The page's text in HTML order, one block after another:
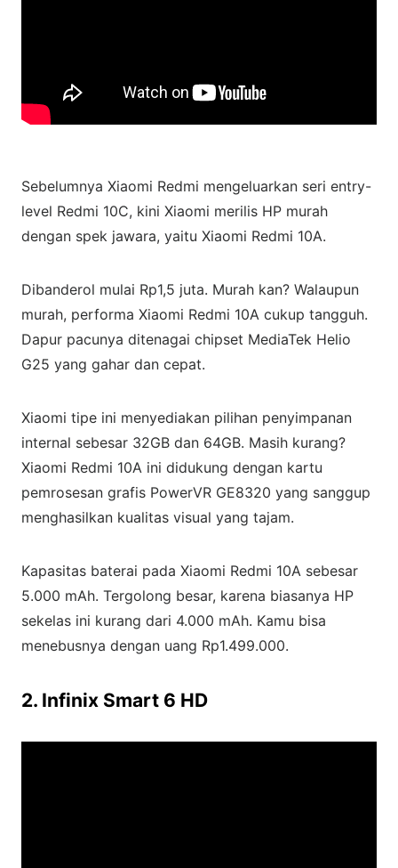
Sebelumnya Xiaomi Redmi mengeluarkan seri entry-
level Redmi 10C, kini Xiaomi merilis HP murah
dengan spek jawara, yaitu Xiaomi Redmi 10A.
Dibanderol mulai Rp1,5 juta. Murah kan? Walaupun
murah, performa Xiaomi Redmi 10A cukup tangguh.
Dapur pacunya ditenagai chipset MediaTek Helio
G25 yang gahar dan cepat.
Xiaomi tipe ini menyediakan pilihan penyimpanan
internal sebesar 32GB dan 64GB. Masih kurang?
Xiaomi Redmi 10A ini didukung dengan kartu
pemrosesan grafis PowerVR GE8320 yang sanggup
menghasilkan kualitas visual yang tajam.
Kapasitas baterai pada Xiaomi Redmi 10A sebesar
5.000 mAh. Tergolong besar, karena biasanya HP
sekelas ini kurang dari 4.000 mAh. Kamu bisa
menebusnya dengan uang Rp1.499.000.
2. Infinix Smart 6 HD